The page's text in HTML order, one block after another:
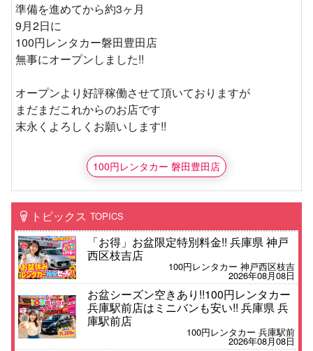
準備を進めてから約3ヶ月
9月2日に
100円レンタカー磐田豊田店
無事にオープンしました!!
オープンより好評稼働させて頂いておりますが
まだまだこれからのお店です
末永くよろしくお願いします!!
100円レンタカー 磐田豊田店
トピックス TOPICS
「お得」お盆限定特別料金!! 兵庫県 神戸
西区枝吉店
100円レンタカー 神戸西区枝吉
2026年08月08日
お盆シーズン空きあり!!100円レンタカー
兵庫駅前店はミニバンも安い!! 兵庫県 兵
庫駅前店
100円レンタカー 兵庫駅前
2026年08月08日